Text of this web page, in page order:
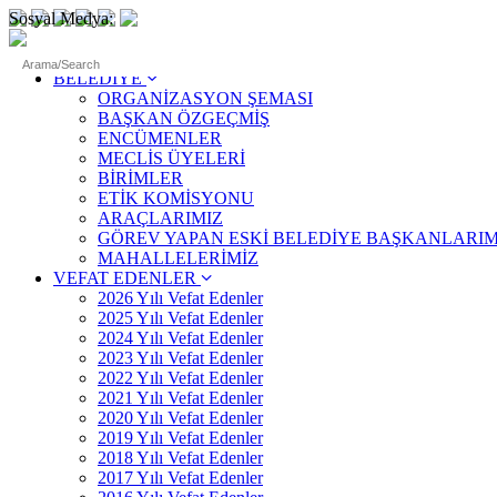
Sosyal Medya:
ANASAYFA
BELEDİYE
ORGANİZASYON ŞEMASI
BAŞKAN ÖZGEÇMİŞ
ENCÜMENLER
MECLİS ÜYELERİ
BİRİMLER
ETİK KOMİSYONU
ARAÇLARIMIZ
GÖREV YAPAN ESKİ BELEDİYE
MAHALLELERİMİZ
VEFAT EDENLER
2026 Yılı Vefat Edenler
2025 Yılı Vefat Edenler
2024 Yılı Vefat Edenler
2023 Yılı Vefat Edenler
2022 Yılı Vefat Edenler
2021 Yılı Vefat Edenler
2020 Yılı Vefat Edenler
2019 Yılı Vefat Edenler
2018 Yılı Vefat Edenler
2017 Yılı Vefat Edenler